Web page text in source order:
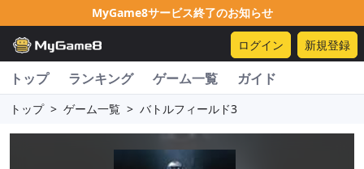
MyGame8サービス終了のお知らせ
ログイン 新規登録
トップ ランキング ゲーム一覧 ガイド
トップ > ゲーム一覧 > バトルフィールド3